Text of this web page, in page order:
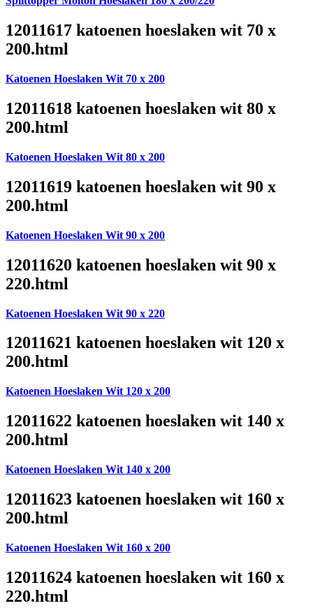
12011617 katoenen hoeslaken wit 70 x
200.html
Katoenen Hoeslaken Wit 70 x 200
12011618 katoenen hoeslaken wit 80 x
200.html
Katoenen Hoeslaken Wit 80 x 200
12011619 katoenen hoeslaken wit 90 x
200.html
Katoenen Hoeslaken Wit 90 x 200
12011620 katoenen hoeslaken wit 90 x
220.html
Katoenen Hoeslaken Wit 90 x 220
12011621 katoenen hoeslaken wit 120 x
200.html
Katoenen Hoeslaken Wit 120 x 200
12011622 katoenen hoeslaken wit 140 x
200.html
Katoenen Hoeslaken Wit 140 x 200
12011623 katoenen hoeslaken wit 160 x
200.html
Katoenen Hoeslaken Wit 160 x 200
12011624 katoenen hoeslaken wit 160 x
220.html